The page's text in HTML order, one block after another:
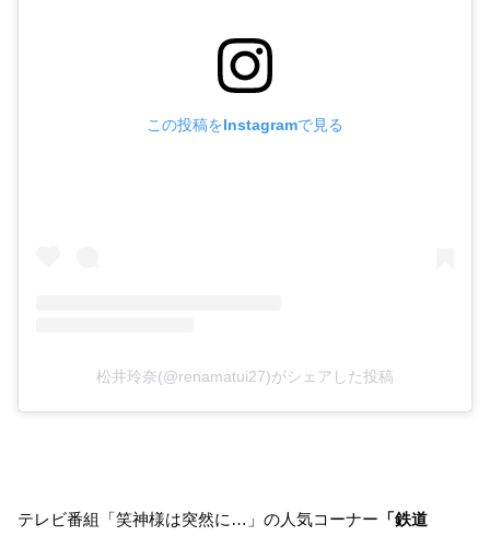
この投稿をInstagramで見る
松井玲奈(@renamatui27)がシェアした投稿
テレビ番組「笑神様は突然に…」の人気コーナー 「鉄道